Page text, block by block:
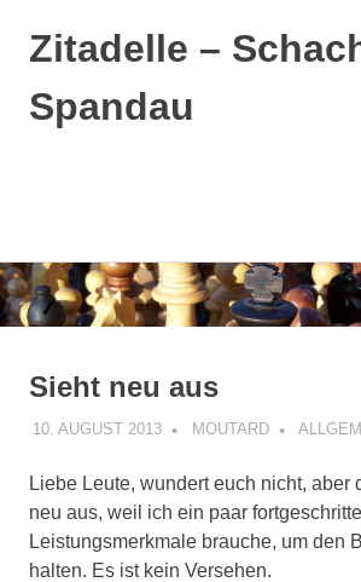
Zum
Inhalt
springen
Zitadelle –
Spandau
Sieht neu aus
10. AUGUST 2013 MOUTARD
Liebe Leute, wundert euch nicht, aber
neu aus, weil ich ein paar
Leistungsmerkmale brauche, um den
halten. Es ist kein Versehen.